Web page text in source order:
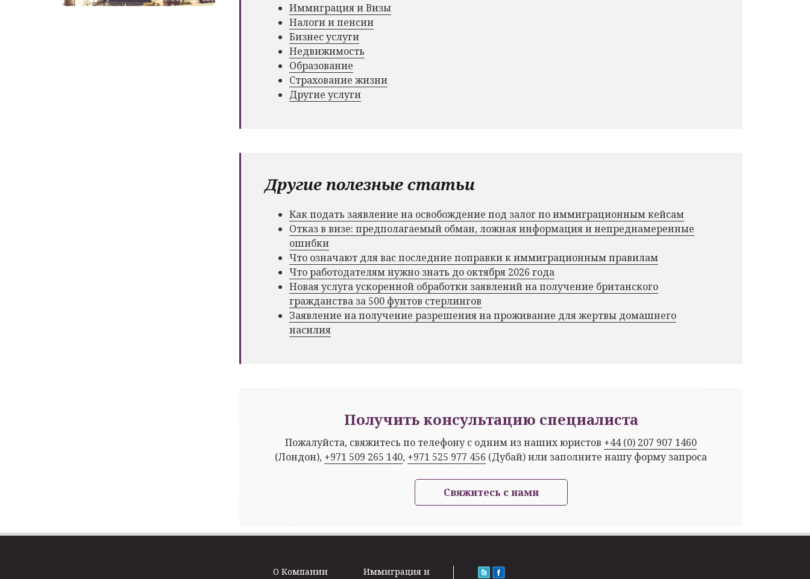
Иммиграция и Визы
Налоги и пенсии
Бизнес услуги
Недвижимость
Образование
Страхование жизни
Другие услуги
Другие полезные статьи
Как подать заявление на освобождение под залог по иммиграционным кейсам
Отказ в визе: предполагаемый обман, ложная информация и непреднамеренные
ошибки
Что означают для вас последние поправки к иммиграционным правилам
Что работодателям нужно знать до октября 2026 года
Новая услуга ускоренной обработки заявлений на получение британского
гражданства за 500 фунтов стерлингов
Заявление на получение разрешения на проживание для жертвы домашнего
насилия
Получить консультацию специалиста
Пожалуйста, свяжитесь по телефону с одним из наших юристов +44 (0) 207 907 1460
(Лондон), +971 509 265 140, +971 525 977 456 (Дубай) или заполните нашу форму запроса
Свяжитесь с нами
O Kомпании
Иммиграция и